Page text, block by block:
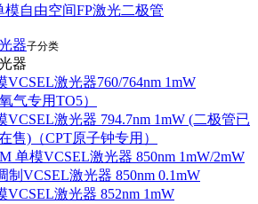
模自由空间FP激光二极管
器子分类
器
VCSEL激光器760/764nm 1mW
气专用TO5）
VCSEL激光器 794.7nm 1mW (二极管已
售)（CPT原子钟专用）
单模VCSEL激光器 850nm 1mW/2mW
制VCSEL激光器 850nm 0.1mW
VCSEL激光器 852nm 1mW